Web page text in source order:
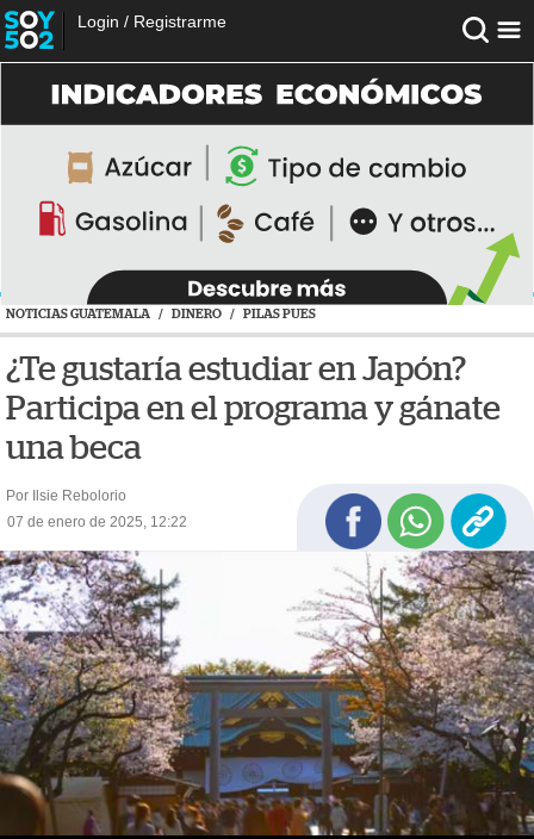
Login / Registrarme
NOTICIAS GUATEMALA / DINERO / PILAS PUES
¿Te gustaría estudiar en Japón?
Participa en el programa y gánate
una beca
Por Ilsie Rebolorio
07 de enero de 2025, 12:22